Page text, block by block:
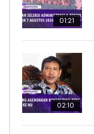
01:21
02:10